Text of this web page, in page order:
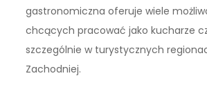
gastronomiczna oferuje wiele
chcących pracować jako kucharze
szczególnie w turystycznych
Zachodniej.